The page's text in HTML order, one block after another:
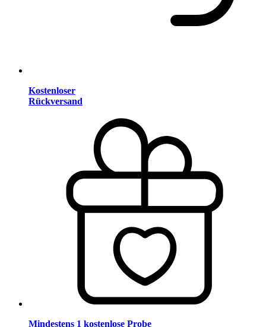
Kostenloser
Rückversand
Mindestens 1 kostenlose Probe